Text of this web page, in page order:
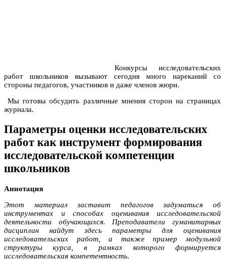
Конкурсы исследовательских
работ школьников вызывают сегодня много нареканий со
стороны педагогов, участников и даже членов жюри.
Мы готовы обсудить различные мнения сторон на страницах
журнала.
Параметры оценки исследовательских
работ как инструмент формирования
исследовательской компетенции
школьников
Аннотация
Этот материал заставит педагогов задуматься об
инструментах и способах оценивания исследовательской
деятельности обучающихся. Преподаватели гуманитарных
дисциплин найдут здесь параметры для оценивания
исследовательских работ, а также пример модульной
структуры курса, в рамках которого формируется
исследовательская компетентность.